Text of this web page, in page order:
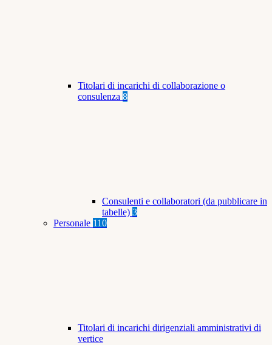
Titolari di incarichi di collaborazione o
consulenza 8
Consulenti e collaboratori (da pubblicare in
tabelle) 3
Personale 110
Titolari di incarichi dirigenziali amministrativi di
vertice